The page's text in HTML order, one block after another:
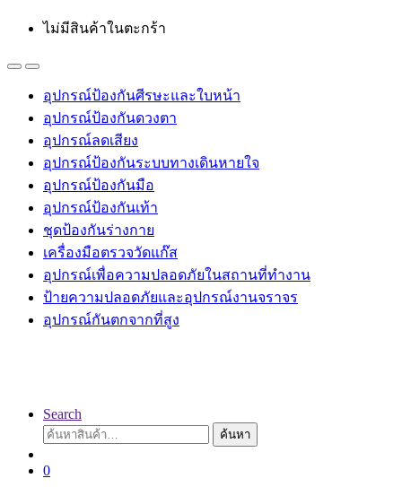
ไม่มีสินค้าในตะกร้า
อุปกรณ์ป้องกันศีรษะและใบหน้า
อุปกรณ์ป้องกันดวงตา
อุปกรณ์ลดเสียง
อุปกรณ์ป้องกันระบบทางเดินหายใจ
อุปกรณ์ป้องกันมือ
อุปกรณ์ป้องกันเท้า
ชุดป้องกันร่างกาย
เครื่องมือตรวจวัดแก๊ส
อุปกรณ์เพื่อความปลอดภัยในสถานที่ทำงาน
ป้ายความปลอดภัยและอุปกรณ์งานจราจร
อุปกรณ์กันตกจากที่สูง
Search
ค้นหา:
ค้นหา
0